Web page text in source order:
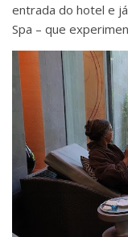
entrada do hotel e
Spa – que